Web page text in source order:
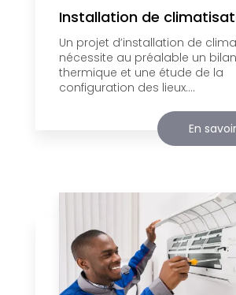
Installation de
Un projet d’installation de
nécessite au préalable un bilan
thermique et une étude de la
configuration des lieux....
En